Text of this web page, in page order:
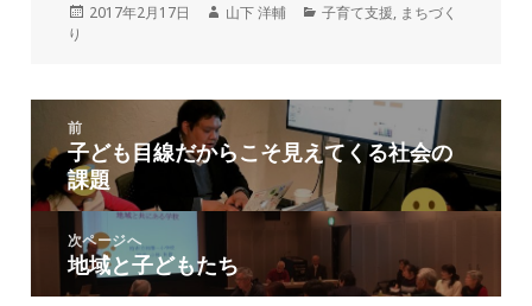
投
2017年2月17日
作
山下 洋輔
カ
ー
子育て支援, まちづく
り
ナ
ビ
前
前
の
投
稿:
子ども目線だからこそ見えてくる社会の
課題
次ページへ
次
の
地域と子どもたち